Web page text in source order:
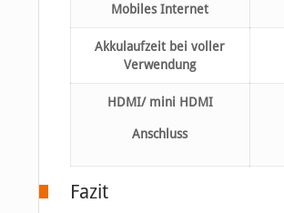
Mobiles Internet
Akkulaufzeit bei voller
Verwendung
HDMI/ mini HDMI
Anschluss
Fazit